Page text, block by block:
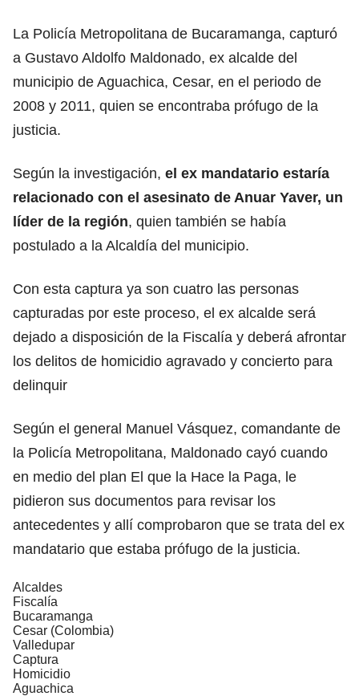
La Policía Metropolitana de Bucaramanga, capturó
a Gustavo Aldolfo Maldonado, ex alcalde del
municipio de Aguachica, Cesar, en el periodo de
2008 y 2011, quien se encontraba prófugo de la
justicia.
Según la investigación, el ex mandatario estaría
relacionado con el asesinato de Anuar Yaver, un
líder de la región, quien también se había
postulado a la Alcaldía del municipio.
Con esta captura ya son cuatro las personas
capturadas por este proceso, el ex alcalde será
dejado a disposición de la Fiscalía y deberá afrontar
los delitos de homicidio agravado y concierto para
delinquir
Según el general Manuel Vásquez, comandante de
la Policía Metropolitana, Maldonado cayó cuando
en medio del plan El que la Hace la Paga, le
pidieron sus documentos para revisar los
antecedentes y allí comprobaron que se trata del ex
mandatario que estaba prófugo de la justicia.
Alcaldes
Fiscalía
Bucaramanga
Cesar (Colombia)
Valledupar
Captura
Homicidio
Aguachica